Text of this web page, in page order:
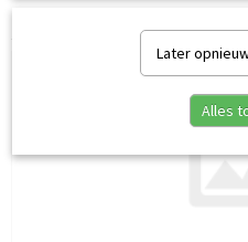
Later
Alles